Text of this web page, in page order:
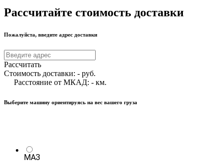
Рассчитайте стоимость доставки
Пожалуйста, введите адрес доставки
Рассчитать
Стоимость доставки: - руб.
Расстояние от МКАД: - км.
Выберите машину ориентируясь на вес вашего груза
МАЗ